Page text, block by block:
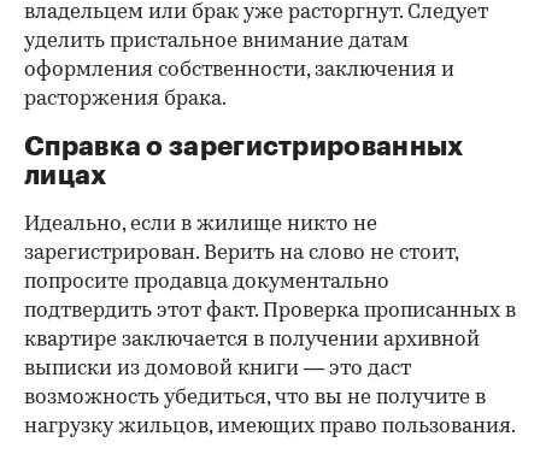
владельцем или брак уже расторгнут. Следует
уделить пристальное внимание датам
оформления собственности, заключения и
расторжения брака.
Справка о зарегистрированных
лицах
Идеально, если в жилище никто не
зарегистрирован. Верить на слово не стоит,
попросите продавца документально
подтвердить этот факт. Проверка прописанных в
квартире заключается в получении архивной
выписки из домовой книги — это даст
возможность убедиться, что вы не получите в
нагрузку жильцов, имеющих право пользования.